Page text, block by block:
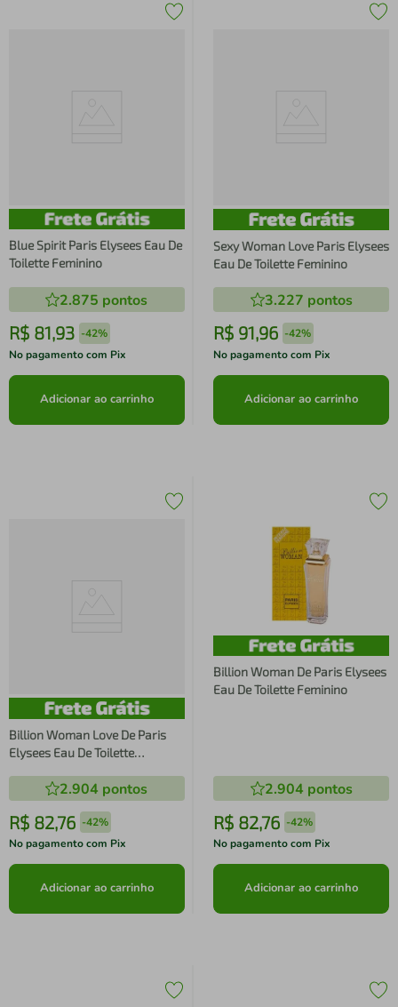
Blue Spirit Paris Elysees Eau De
Toilette Feminino
2.875 pontos
R$ 81,93 -42%
No pagamento com Pix
Adicionar ao carrinho
Sexy Woman Love Paris Elysees
Eau De Toilette Feminino
3.227 pontos
R$ 91,96 -42%
No pagamento com Pix
Adicionar ao carrinho
Billion Woman Love De Paris
Elysees Eau De Toilette
2.904 pontos
R$ 82,76 -42%
No pagamento com Pix
Adicionar ao carrinho
Billion Woman De Paris Elysees
Eau De Toilette Feminino
2.904 pontos
R$ 82,76 -42%
No pagamento com Pix
Adicionar ao carrinho